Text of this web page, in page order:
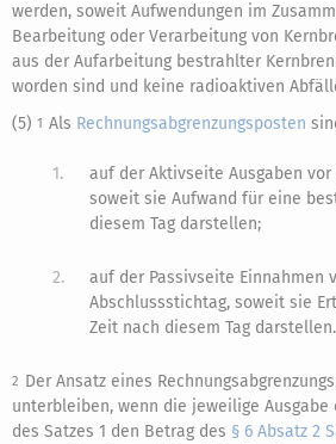
werden, soweit Aufwendungen im
Bearbeitung oder Verarbeitung von
aus der Aufarbeitung bestrahlter
worden sind und keine radioaktiven
(5) 1 Als Rechnungsabgrenzungsposten
1.
auf der Aktivseite Ausgaben
soweit sie Aufwand für eine
diesem Tag darstellen;
2.
auf der Passivseite Einnahmen
Abschlussstichtag, soweit sie
Zeit nach diesem Tag darstellen.
2 Der Ansatz eines
unterbleiben, wenn die jeweilige Ausgabe
des Satzes 1 den Betrag des § 6 Absatz 2